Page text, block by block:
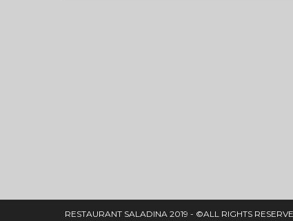
RESTAURANT SALADINA 2019 - ©ALL RIGHTS